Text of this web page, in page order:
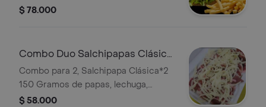
(125gr), queso americano, huevo,
$ 78.000
Combo Duo Salchipapas Clásica
Bebida
Combo para 2, Salchipapa Clásica*2
150 Gramos de papas, lechuga,
salchichas, papas chips, queso y
$ 58.000